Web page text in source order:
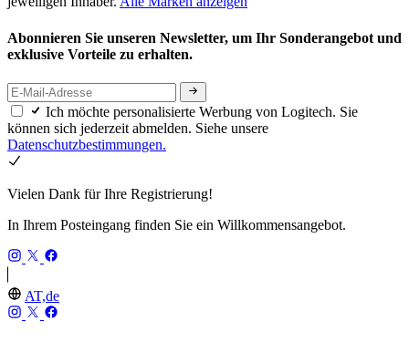
Abonnieren Sie unseren Newsletter, um Ihr Sonderangebot und
exklusive Vorteile zu erhalten.
Ich möchte personalisierte Werbung von Logitech. Sie
können sich jederzeit abmelden. Siehe unsere
Datenschutzbestimmungen.
Vielen Dank für Ihre Registrierung!
In Ihrem Posteingang finden Sie ein Willkommensangebot.
AT,de